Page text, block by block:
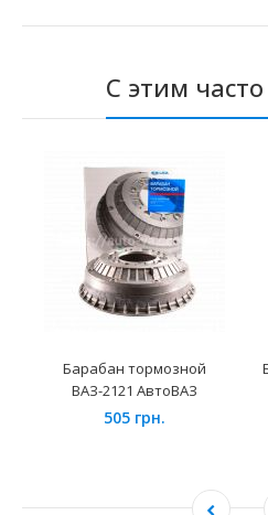
С этим
Барабан тормозной
ВАЗ-2121 АвтоВАЗ
505 грн.